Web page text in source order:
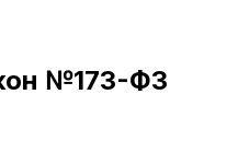
№173-ФЗ